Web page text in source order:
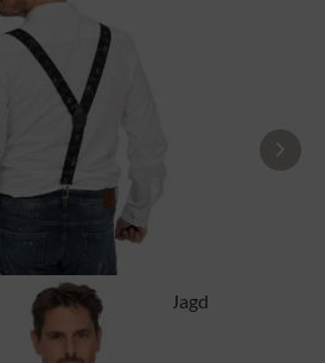
HOT-721-Jagd
schwarz